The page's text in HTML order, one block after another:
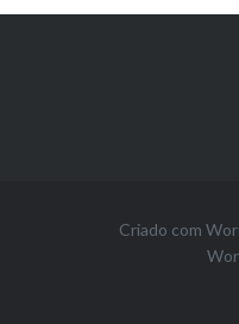
Criado com